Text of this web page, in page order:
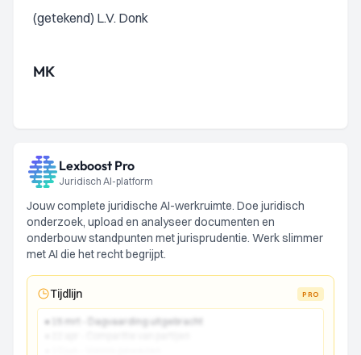
(getekend) L.V. Donk
MK
Lexboost Pro
Juridisch AI-platform
Jouw complete juridische AI-werkruimte. Doe juridisch
onderzoek, upload en analyseer documenten en
onderbouw standpunten met jurisprudentie. Werk slimmer
met AI die het recht begrijpt.
Tijdlijn PRO
● 15 mrt - Dagvaarding uitgebracht